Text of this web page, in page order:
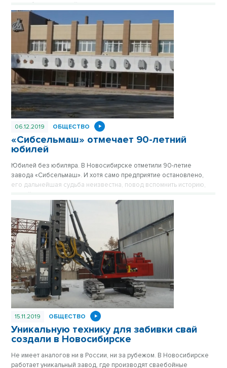
как работает крупнейшее машиностроительное предприятие
региона, обеспечивающее в том числе российскую космонавтику
высокоточными приборами уже 67 лет.
06.12.2019 ОБЩЕСТВО
«Сибсельмаш» отмечает 90-летний
юбилей
Юбилей без юбиляра. В Новосибирске отметили 90-летие
завода «Сибсельмаш». И хотя само предприятие остановлено,
его дальнейшая судьба неизвестна, повод вспомнить историю,
15.11.2019 ОБЩЕСТВО
Уникальную технику для забивки свай
создали в Новосибирске
Не имеет аналогов ни в России, ни за рубежом. В Новосибирске
работает уникальный завод, где производят сваебойные